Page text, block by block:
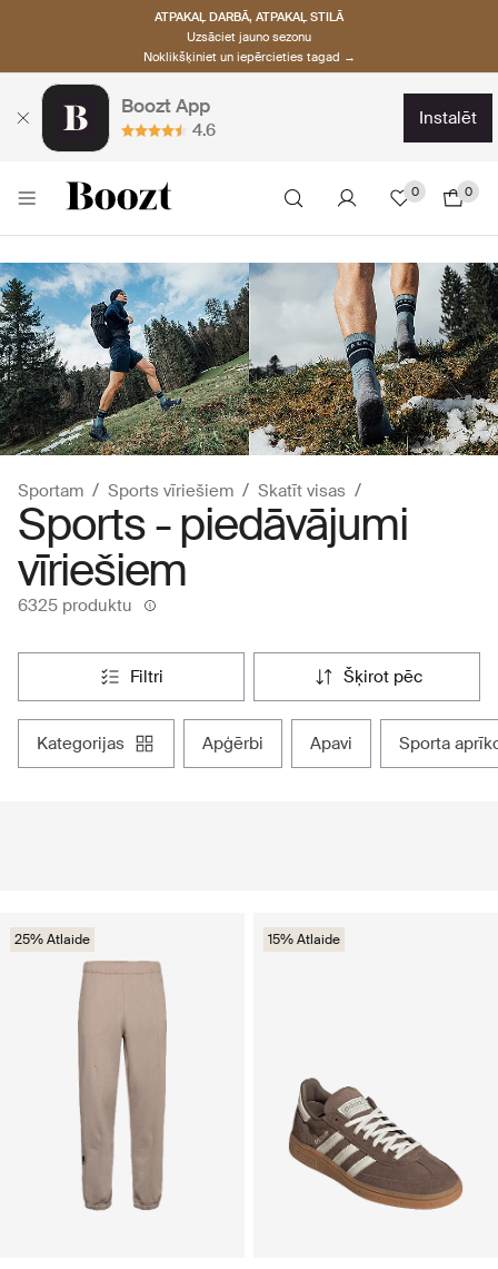
ATPAKAĻ DARBĀ, ATPAKAĻ STILĀ
Uzsāciet jauno sezonu
Noklikšķiniet un iepērcieties tagad →
Boozt App
4.6
instalēt
0 0
Sportam Sports vīriešiem Skatīt visas
Sports - piedāvājumi
vīriešiem
6325 produktu
filtri šķirot pēc
kategorijas apģērbi apavi sporta
25% Atlaide 15% Atlaide